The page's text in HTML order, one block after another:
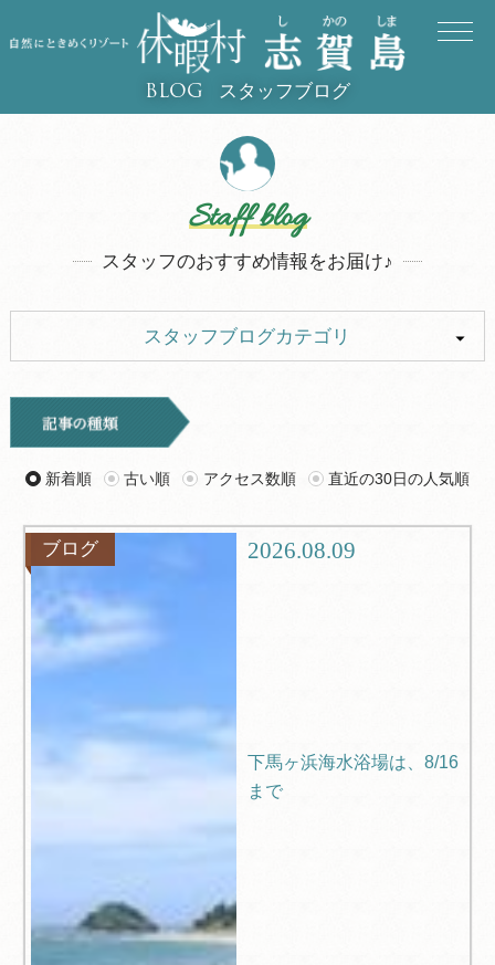
BLOG スタッフブログ
Staff blog
スタッフのおすすめ情報をお届け♪
スタッフブログカテゴリ
お知らせ
ツアー グルメ
観光
新着順 古い順 アクセス数順 直近の30日の人気順
ブログ 2026.08.09
下馬ヶ浜海水浴場は、8/16
まで